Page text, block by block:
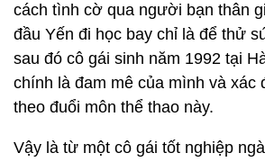
cách tình cờ qua người bạn thân
đầu Yến đi học bay chỉ là để thử
sau đó cô gái sinh năm 1992 tại
chính là đam mê của mình và xác
theo đuổi môn thể thao này.
Vậy là từ một cô gái tốt nghiệp